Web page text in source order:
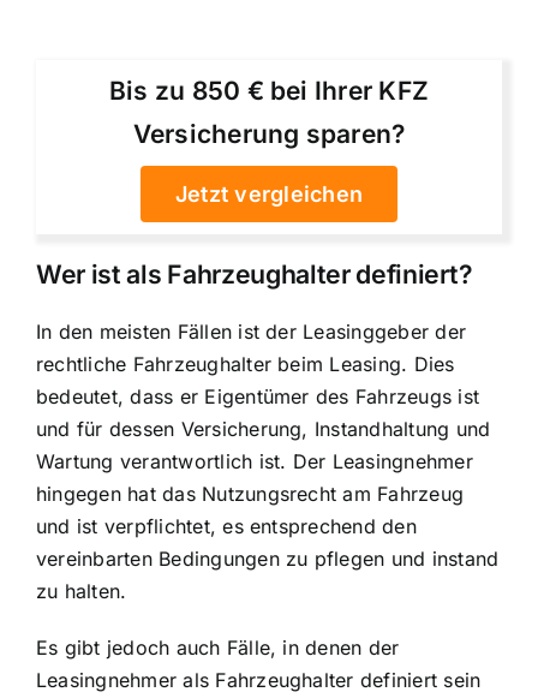
Bis zu 850 € bei Ihrer KFZ
Versicherung sparen?
Jetzt vergleichen
Wer ist als Fahrzeughalter definiert?
In den meisten Fällen ist der Leasinggeber der
rechtliche Fahrzeughalter beim Leasing. Dies
bedeutet, dass er Eigentümer des Fahrzeugs ist
und für dessen Versicherung, Instandhaltung und
Wartung verantwortlich ist. Der Leasingnehmer
hingegen hat das Nutzungsrecht am Fahrzeug
und ist verpflichtet, es entsprechend den
vereinbarten Bedingungen zu pflegen und instand
zu halten.
Es gibt jedoch auch Fälle, in denen der
Leasingnehmer als Fahrzeughalter definiert sein